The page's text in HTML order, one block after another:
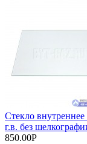
Стекло
г.в. без
850.00Р